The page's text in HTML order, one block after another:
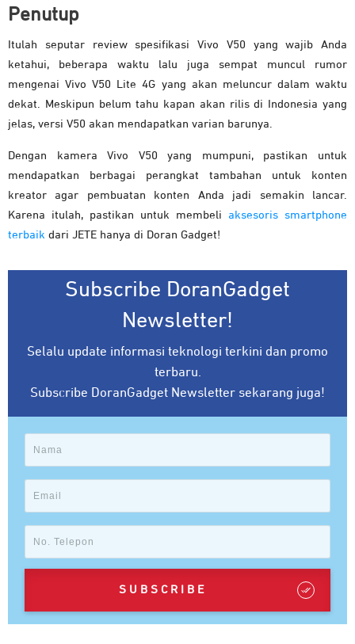
Penutup
Itulah seputar review spesifikasi Vivo V50 yang wajib Anda
ketahui, beberapa waktu lalu juga sempat muncul rumor
mengenai Vivo V50 Lite 4G yang akan meluncur dalam waktu
dekat. Meskipun belum tahu kapan akan rilis di Indonesia yang
jelas, versi V50 akan mendapatkan varian barunya.
Dengan kamera Vivo V50 yang mumpuni, pastikan untuk
mendapatkan berbagai perangkat tambahan untuk konten
kreator agar pembuatan konten Anda jadi semakin lancar.
Karena itulah, pastikan untuk membeli aksesoris smartphone
terbaik dari JETE hanya di Doran Gadget!
Subscribe DoranGadget
Newsletter!
Selalu update informasi teknologi terkini dan promo
terbaru.
Subscribe DoranGadget Newsletter sekarang juga!
SUBSCRIBE